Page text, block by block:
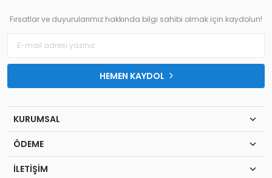
Fırsatlar ve duyurularımız hakkında bilgi sahibi olmak için kaydolun!
HEMEN KAYDOL
KURUMSAL
ÖDEME
İLETİŞİM